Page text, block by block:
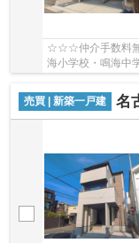
☆☆☆仲介手数料
海小学校・鳴海中
売買 | 新築一戸建 名古屋